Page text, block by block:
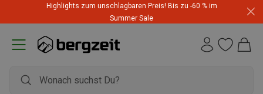
Highlights zum unschlagbaren Preis! Bis zu -60 % im
Summer Sale